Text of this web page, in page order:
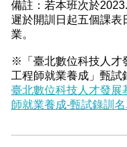
備註：若本班次於
遲於開訓日起五個課表
業。
※「臺北數位科技人才
工程師就業養成」甄試
臺北數位科技人才發展
師就業養成-甄試錄訓